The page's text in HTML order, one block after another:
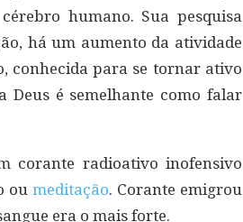
humano. Sua pesquisa
há um aumento da atividade
conhecida para se tornar ativo
Deus é semelhante como falar
corante radioativo inofensivo
oumeditação. Corante emigrou
era o mais forte.